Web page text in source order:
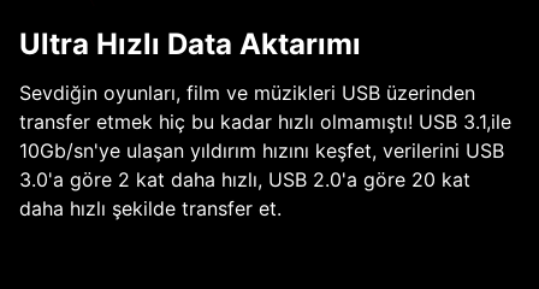
Ultra Hızlı Data Aktarımı
Sevdiğin oyunları, film ve müzikleri USB üzerinden
transfer etmek hiç bu kadar hızlı olmamıştı! USB 3.1,ile
10Gb/sn'ye ulaşan yıldırım hızını keşfet, verilerini USB
3.0'a göre 2 kat daha hızlı, USB 2.0'a göre 20 kat
daha hızlı şekilde transfer et.